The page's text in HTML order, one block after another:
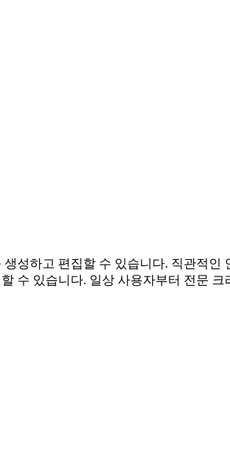
성하고 편집할 수 있습니다. 직관적인
수 있습니다. 일상 사용자부터 전문 크